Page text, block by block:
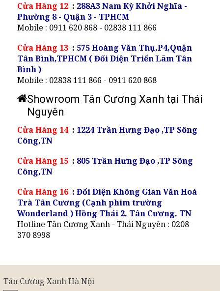
Cửa Hàng 12 : 288A3 Nam Kỳ Khởi Nghĩa -
Phường 8 - Quận 3 - TPHCM
Mobile : 0911 620 868 - 02838 111 866
Cửa Hàng 13 : 575 Hoàng Văn Thụ,P4,Quận
Tân Bình,TPHCM ( Đối Diện Triển Lãm Tân
Bình )
Mobile : 02838 111 866 - 0911 620 868
Showroom Tân Cương Xanh tại Thái
Nguyên
Cửa Hàng 14 : 1224 Trần Hưng Đạo ,TP Sông
Công,TN
Cửa Hàng 15 : 805 Trần Hưng Đạo ,TP Sông
Công,TN
Cửa Hàng 16 : Đối Diện Không Gian Văn Hoá
Trà Tân Cương (Cạnh phim trường
Wonderland ) Hồng Thái 2, Tân Cương, TN
Hotline Tân Cương Xanh - Thái Nguyên : 0208
370 8998
Tân Cương Xanh Hà Nội